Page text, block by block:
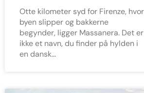
Otte kilometer syd for Firenze, hvor
byen slipper og bakkerne
begynder, ligger Massanera. Det er
ikke et navn, du finder på hylden i
en dansk